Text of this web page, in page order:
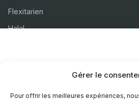
Gérer le
Pour offrir les meilleures expériences,
Flexitarien
Halal
À propos